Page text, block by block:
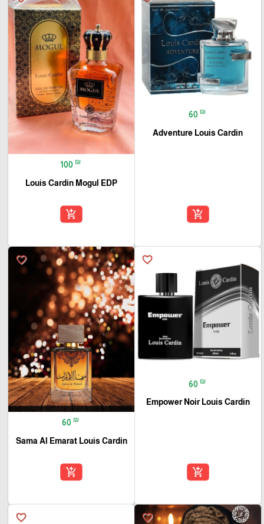
60 ₪
Adventure Louis Cardin
add_shopping_cart
100 ₪
Louis Cardin Mogul EDP
add_shopping_cart
favorite_border
60 ₪
Empower Noir Louis Cardin
add_shopping_cart
favorite_border
60 ₪
Sama Al Emarat Louis Cardin
add_shopping_cart
favorite_border
favorite_border